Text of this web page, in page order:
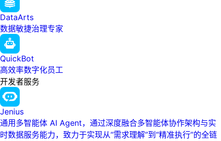
DataArts
数据敏捷治理专家
QuickBot
高效率数字化员工
开发者服务
Jenius
通用多智能体 AI Agent，通过深度融合多智能体协作架构与实
时数据服务能力，致力于实现从“需求理解”到“精准执行”的全链